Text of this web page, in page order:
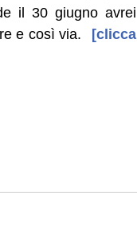
il 30 giugno avrei
e così via.
[clicca